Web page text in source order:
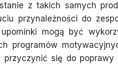
z takich samych
przynależności do
mogą być
programów
przyczynić się do